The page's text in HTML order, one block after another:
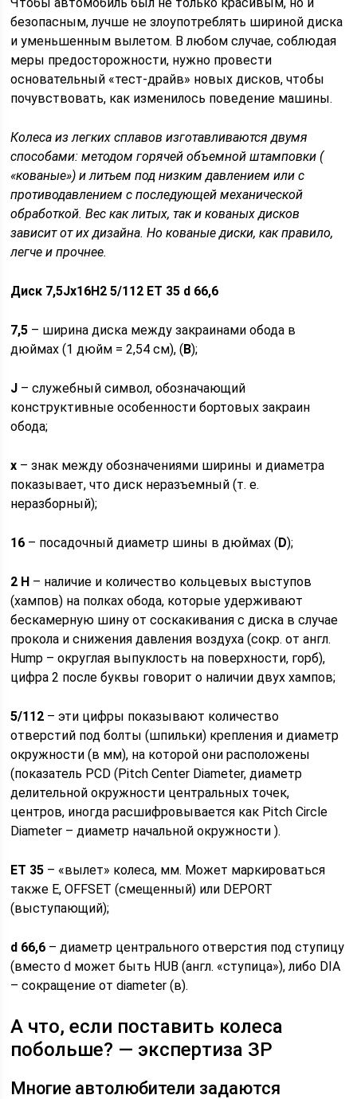
безопасным, лучше не злоупотреблять шириной диска
и уменьшенным вылетом. В любом случае, соблюдая
меры предосторожности, нужно провести
основательный «тест-драйв» новых дисков, чтобы
почувствовать, как изменилось поведение машины.
Колеса из легких сплавов изготавливаются двумя
способами: методом горячей объемной штамповки (
«кованые») и литьем под низким давлением или с
противодавлением с последующей механической
обработкой. Вес как литых, так и кованых дисков
зависит от их дизайна. Но кованые диски, как правило,
легче и прочнее.
Диск 7,5Jх16Н2 5/112 ЕТ 35 d 66,6
7,5 – ширина диска между закраинами обода в
дюймах (1 дюйм = 2,54 см), (В);
J – служебный символ, обозначающий
конструктивные особенности бортовых закраин
обода;
х – знак между обозначениями ширины и диаметра
показывает, что диск неразъемный (т. е.
неразборный);
16 – посадочный диаметр шины в дюймах (D);
2 Н – наличие и количество кольцевых выступов
(хампов) на полках обода, которые удерживают
бескамерную шину от соскакивания с диска в случае
прокола и снижения давления воздуха (сокр. от англ.
Hump – округлая выпуклость на поверхности, горб),
цифра 2 после буквы говорит о наличии двух хампов;
5/112 – эти цифры показывают количество
отверстий под болты (шпильки) крепления и диаметр
окружности (в мм), на которой они расположены
(показатель PCD (Pitch Center Diameter, диаметр
делительной окружности центральных точек,
центров, иногда расшифровывается как Pitch Circle
Diameter – диаметр начальной окружности ).
ЕТ 35 – «вылет» колеса, мм. Может маркироваться
также E, OFFSET (смещенный) или DEPORT
(выступающий);
d 66,6 – диаметр центрального отверстия под ступицу
(вместо d может быть HUB (англ. «ступица»), либо DIA
– сокращение от diameter (в).
А что, если поставить колеса
побольше? — экспертиза ЗР
Многие автолюбители задаются